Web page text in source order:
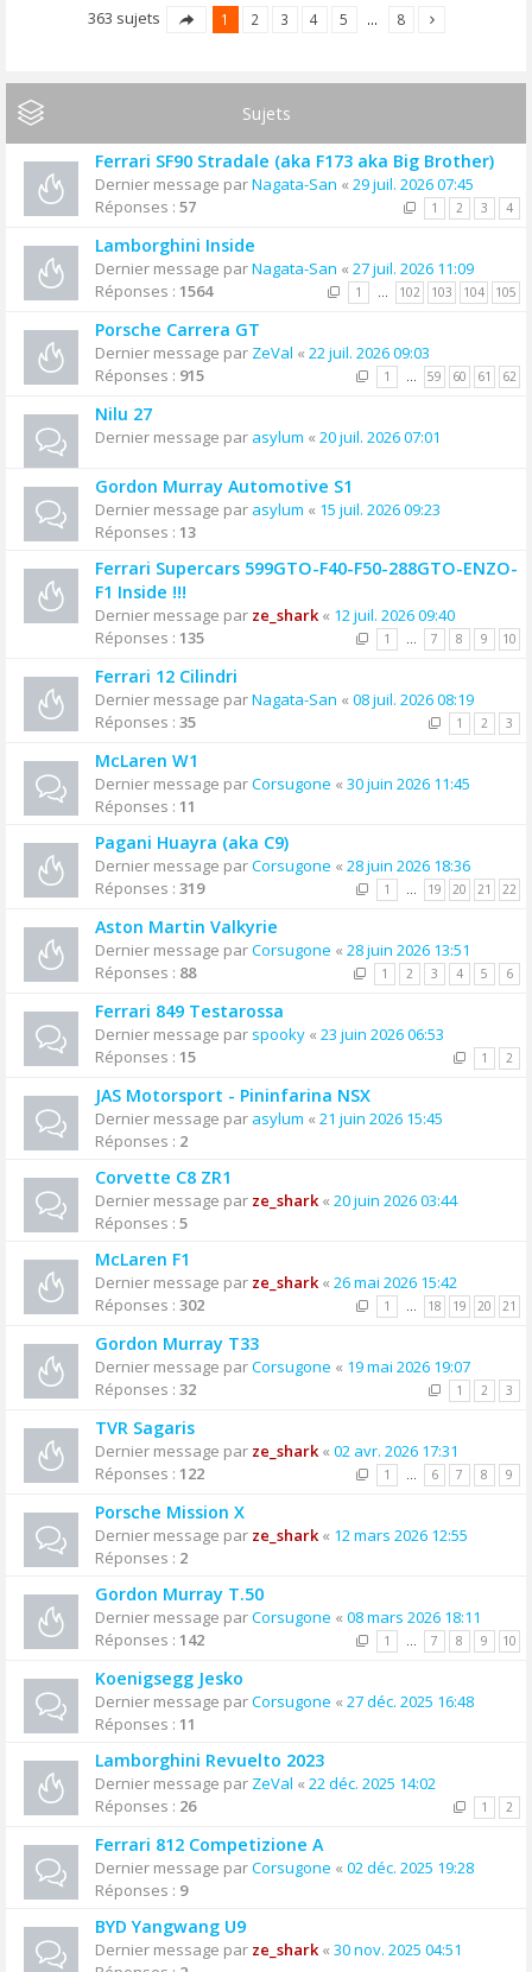
363 sujets 1 2 3 4 5 … 8
Sujets
Ferrari SF90 Stradale (aka F173 aka Big Brother)
Dernier message parNagata-San « 29 juil. 2026 07:45
Réponses : 57 1 2 3 4
Lamborghini Inside
Dernier message parNagata-San « 27 juil. 2026 11:09
Réponses : 1564 1 … 102 103 104 105
Porsche Carrera GT
Dernier message par ZeVal « 22 juil. 2026 09:03
Réponses : 915 1 … 59 60 61 62
Nilu 27
Dernier message par asylum « 20 juil. 2026 07:01
Gordon Murray Automotive S1
Dernier message par asylum « 15 juil. 2026 09:23
Réponses : 13
Ferrari Supercars 599GTO-F40-F50-288GTO-ENZO-
F1 Inside !!!
Dernier message par ze_shark« 12 juil. 2026 09:40
Réponses : 135 1 … 7 8 9 10
Ferrari 12 Cilindri
Dernier message parNagata-San « 08 juil. 2026 08:19
Réponses : 35 1 2 3
McLaren W1
Dernier message parCorsugone « 30 juin 2026 11:45
Réponses : 11
Pagani Huayra (aka C9)
Dernier message parCorsugone « 28 juin 2026 18:36
Réponses : 319 1 … 19 20 21 22
Aston Martin Valkyrie
Dernier message parCorsugone « 28 juin 2026 13:51
Réponses : 88 1 2 3 4 5 6
Ferrari 849 Testarossa
Dernier message par spooky « 23 juin 2026 06:53
Réponses : 15 1 2
JAS Motorsport - Pininfarina NSX
Dernier message par asylum « 21 juin 2026 15:45
Réponses : 2
Corvette C8 ZR1
Dernier message par ze_shark« 20 juin 2026 03:44
Réponses : 5
McLaren F1
Dernier message par ze_shark« 26 mai 2026 15:42
Réponses : 302 1 … 18 19 20 21
Gordon Murray T33
Dernier message parCorsugone « 19 mai 2026 19:07
Réponses : 32 1 2 3
TVR Sagaris
Dernier message par ze_shark« 02 avr. 2026 17:31
Réponses : 122 1 … 6 7 8 9
Porsche Mission X
Dernier message par ze_shark« 12 mars 2026 12:55
Réponses : 2
Gordon Murray T.50
Dernier message parCorsugone « 08 mars 2026 18:11
Réponses : 142 1 … 7 8 9 10
Koenigsegg Jesko
Dernier message parCorsugone « 27 déc. 2025 16:48
Réponses : 11
Lamborghini Revuelto 2023
Dernier message par ZeVal « 22 déc. 2025 14:02
Réponses : 26 1 2
Ferrari 812 Competizione A
Dernier message parCorsugone « 02 déc. 2025 19:28
Réponses : 9
BYD Yangwang U9
Dernier message par ze_shark« 30 nov. 2025 04:51